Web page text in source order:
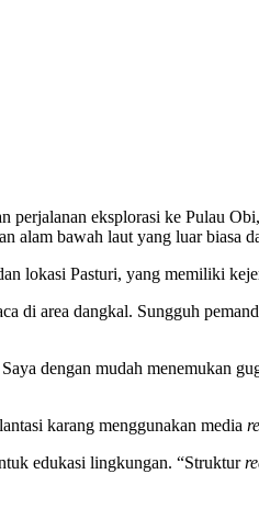
eksplorasi ke Pulau
alam bawah laut yang luar biasa
lokasi Pasturi, yang memiliki
di area dangkal. Sungguh
dengan mudah menemukan
karang menggunakan media
edukasi lingkungan. “Struktur